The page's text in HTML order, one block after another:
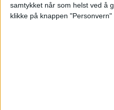
samtykket når som helst ved å
klikke på knappen